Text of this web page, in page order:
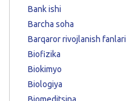
Bank ishi
Barcha soha
Barqaror rivojlanish fanlari
Biofizika
Biokimyo
Biologiya